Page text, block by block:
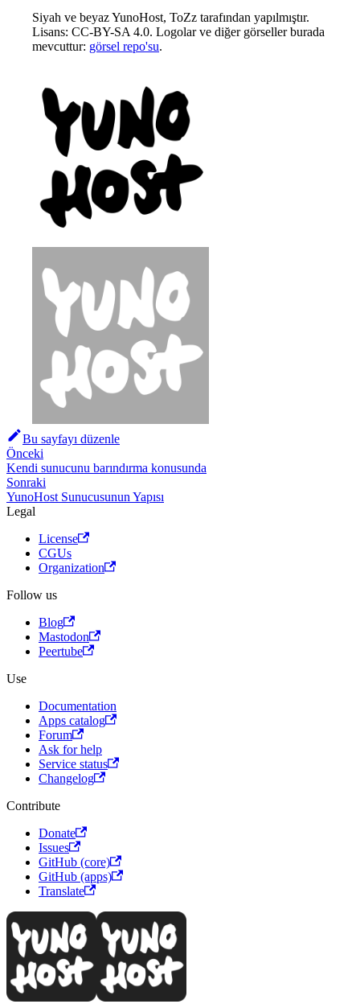
Siyah ve beyaz YunoHost, ToZz tarafından yapılmıştır.
Lisans: CC-BY-SA 4.0. Logolar ve diğer görseller burada
mevcuttur: görsel repo'su.
Bu sayfayı düzenle
Önceki
Kendi sunucunu barındırma konusunda
Sonraki
YunoHost Sunucusunun Yapısı
Legal
License
CGUs
Organization
Follow us
Blog
Mastodon
Peertube
Use
Documentation
Apps catalog
Forum
Ask for help
Service status
Changelog
Contribute
Donate
Issues
GitHub (core)
GitHub (apps)
Translate